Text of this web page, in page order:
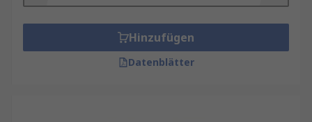
Hinzufügen
Datenblätter